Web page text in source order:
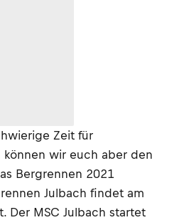
Zeit für
wir euch aber den
Bergrennen 2021
Julbach findet am
Der MSC Julbach startet